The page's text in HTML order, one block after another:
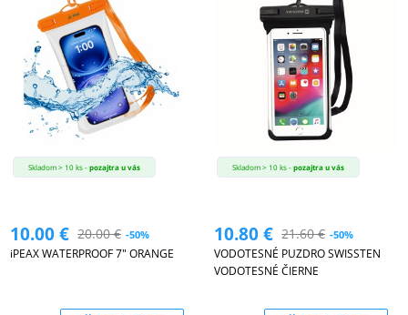
Skladom > 10 ks -pozajtra u vás
10.00€ 20.00€ -50%
iPEAX WATERPROOF 7" ORANGE
Skladom > 10 ks -pozajtra u vás
10.80€ 21.60€ -50%
VODOTESNÉ PUZDRO SWISSTEN
VODOTESNÉ ČIERNE